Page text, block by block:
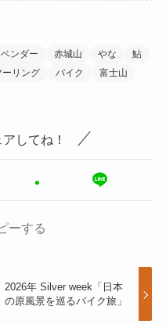
ンダー 赤城山 やな
鮎
ーリング バイク
富士山
してね！
ーする
2026年 Silver week「日本
の原風景を巡るバイク旅」